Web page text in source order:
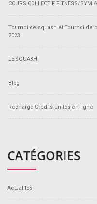
COURS COLLECTIF FITNESS/GYM
Tournoi de squash et Tournoi de
2023
LE SQUASH
Blog
Recharge Crédits unités en ligne
CATÉGORIES
Actualités